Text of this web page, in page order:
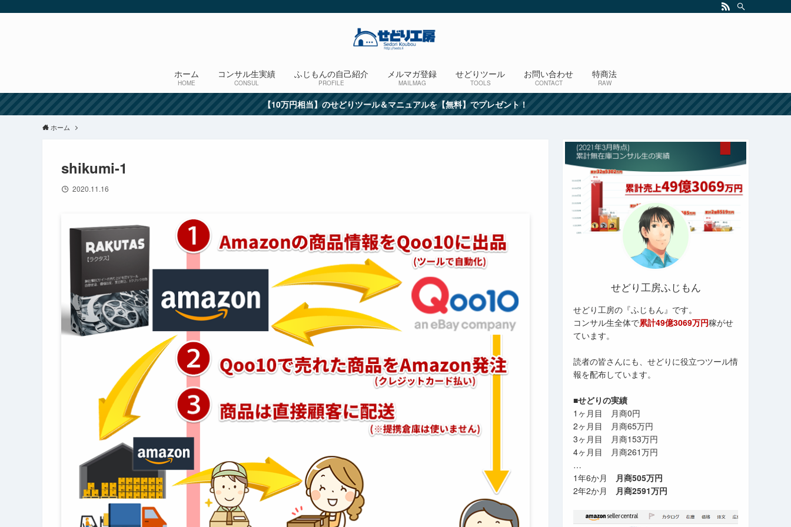
ホーム
HOME
コンサル生実績
CONSUL
ふじもんの自己紹介
PROFILE
メルマガ登録
MAILMAG
せどりツール
TOOLS
お問い合わせ
CONTACT
特商法
RAW
【10万円相当】のせどりツール＆マニュアルを【無料】でプレゼント！
ホーム
shikumi-1
2020.11.16
せどり工房ふじもん
せどり工房の『ふじもん』です。
コンサル生全体で累計49億3069万円稼がせ
ています。
読者の皆さんにも、せどりに役立つツール情
報を配布しています。
■せどりの実績
1ヶ月目 月商0円
2ヶ月目 月商65万円
3ヶ月目 月商153万円
4ヶ月目 月商261万円
…
1年6か月 月商505万円
2年2か月 月商2591万円